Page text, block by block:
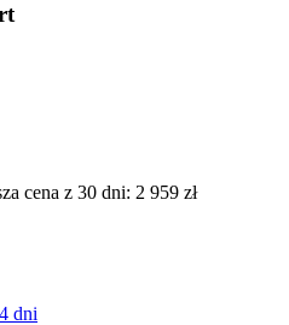
cena z 30 dni: 2 959 zł
dni